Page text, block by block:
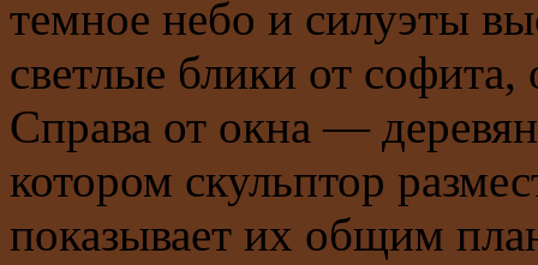
темное небо и силуэты
светлые блики от
Справа от окна —
котором скульптор
показывает их общим